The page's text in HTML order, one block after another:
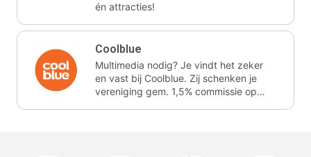
én attracties!
Coolblue
Multimedia nodig? Je vindt het zeker
en vast bij Coolblue. Zij schenken je
vereniging gem. 1,5% commissie op